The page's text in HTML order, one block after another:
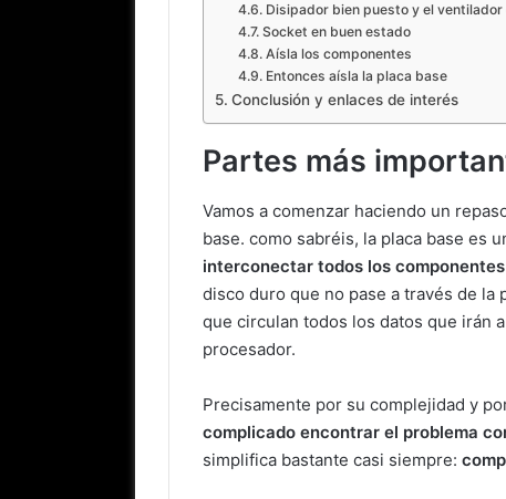
Disipador bien puesto y el
Socket en buen estado
Aísla los componentes
Entonces aísla la placa base
Conclusión y enlaces de interés
Partes más
Vamos a comenzar haciendo un
base. como sabréis, la placa base es
interconectar todos los
disco duro que no pase a través de la
que circulan todos los datos que irán
procesador.
Precisamente por su complejidad y
complicado encontrar el problema
simplifica bastante casi siempre: